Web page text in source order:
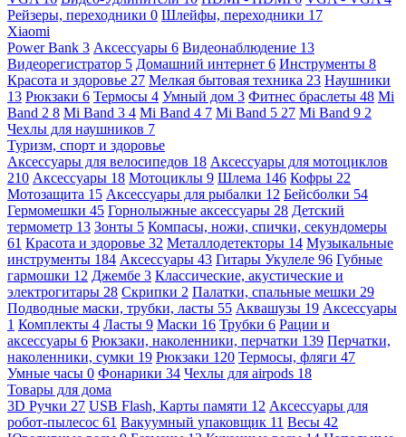
Рейзеры, переходники 0 Шлейфы, переходники 17
Xiaomi
Power Bank 3 Аксессуары 6 Видеонаблюдение 13
Видеорегистратор 5 Домашний интернет 6 Инструменты 8
Красота и здоровье 27 Мелкая бытовая техника 23 Наушники
13 Рюкзаки 6 Термосы 4 Умный дом 3 Фитнес браслеты 48 Mi
Band 2 8 Mi Band 3 4 Mi Band 4 7 Mi Band 5 27 Mi Band 9 2
Чехлы для наушников 7
Туризм, спорт и здоровье
Аксессуары для велосипедов 18 Аксессуары для мотоциклов
210 Аксессуары 18 Мотоциклы 9 Шлема 146 Кофры 22
Мотозащита 15 Аксессуары для рыбалки 12 Бейсболки 54
Гермомешки 45 Горнолыжные аксессуары 28 Детский
термометр 13 Зонты 5 Компасы, ножи, спички, секундомеры
61 Красота и здоровье 32 Металлодетекторы 14 Музыкальные
инструменты 184 Аксессуары 43 Гитары Укулеле 96 Губные
гармошки 12 Джембе 3 Классические, акустические и
электрогитары 28 Скрипки 2 Палатки, спальные мешки 29
Подводные маски, трубки, ласты 55 Аквашузы 19 Аксессуары
1 Комплекты 4 Ласты 9 Маски 16 Трубки 6 Рации и
аксессуары 6 Рюкзаки, наколенники, перчатки 139 Перчатки,
наколенники, сумки 19 Рюкзаки 120 Термосы, фляги 47
Умные часы 0 Фонарики 34 Чехлы для airpods 18
Товары для дома
3D Ручки 27 USB Flash, Карты памяти 12 Аксессуары для
робот-пылесос 61 Вакуумный упаковщик 11 Весы 42